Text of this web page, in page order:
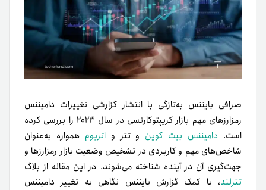
صرافی بایننس به‌تازگی با انتشار گزارشی تغییرات دامیننس
رمزارزهای مهم‌ بازار کریپتوکارنسی در سال ۲۰۲۳ را بررسی کرده
است. دامیننس بیت کوین و تتر واتریوم همواره به‌عنوان
شاخص‌های مهم و کاربردی در تشخیص وضعیت بازار رمزارزها و
جهت‌گیری آن در آینده شناخته می‌شوند. در این مقاله از بلاگ
تترلند، با کمک گزارش بایننس نگاهی به تغییر دامیننس